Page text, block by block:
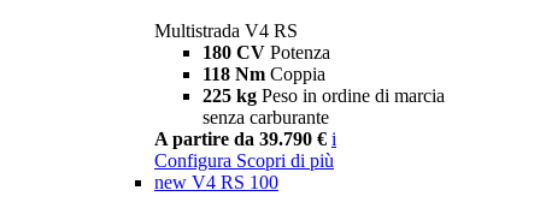
Multistrada V4 RS
180 CV Potenza
118 Nm Coppia
225 kg Peso in ordine di marcia
senza carburante
A partire da 39.790 € i
Configura Scopri di più
new V4 RS 100